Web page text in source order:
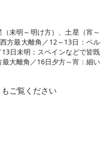
未明～明け方）、土星（宵～
方最大離角／12～13日：ペル
日未明：スペインなどで皆既
大離角／16日夕方～宵：細い
もご覧ください